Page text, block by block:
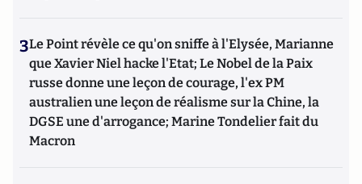
3Le Point révèle ce qu'on sniffe à l'Elysée, Marianne
que Xavier Niel hacke l'Etat; Le Nobel de la Paix
russe donne une leçon de courage, l'ex PM
australien une leçon de réalisme sur la Chine, la
DGSE une d'arrogance; Marine Tondelier fait du
Macron